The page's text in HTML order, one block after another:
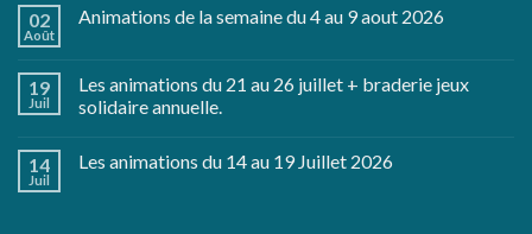
02
Août
Animations de la semaine du 4 au 9 aout 2026
19
Juil
Les animations du 21 au 26 juillet + braderie jeux
solidaire annuelle.
14
Juil
Les animations du 14 au 19 Juillet 2026